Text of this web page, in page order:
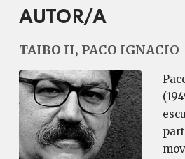
AUTOR/A
TAIBO II, PACO IGNACIO